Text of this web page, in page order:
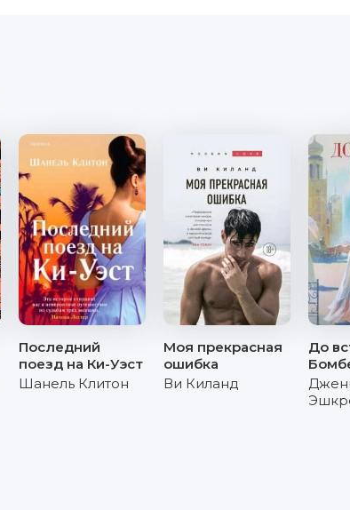
Последний
поезд на Ки-Уэст
Шанель Клитон
Моя прекрасная
ошибка
Ви Киланд
До